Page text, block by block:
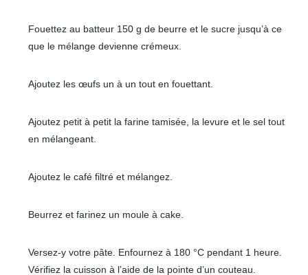
Fouettez au batteur 150 g de beurre et le sucre jusqu’à ce
que le mélange devienne crémeux.
Ajoutez les œufs un à un tout en fouettant.
Ajoutez petit à petit la farine tamisée, la levure et le sel tout
en mélangeant.
Ajoutez le café filtré et mélangez.
Beurrez et farinez un moule à cake.
Versez-y votre pâte. Enfournez à 180 °C pendant 1 heure.
Vérifiez la cuisson à l’aide de la pointe d’un couteau.